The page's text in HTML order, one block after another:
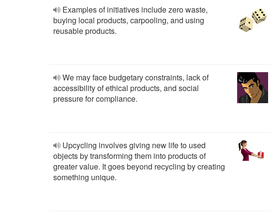
Examples of initiatives include zero waste,
buying local products, carpooling, and using
reusable products.
We may face budgetary constraints, lack of
accessibility of ethical products, and social
pressure for compliance.
Upcycling involves giving new life to used
objects by transforming them into products of
greater value. It goes beyond recycling by creating
something unique.